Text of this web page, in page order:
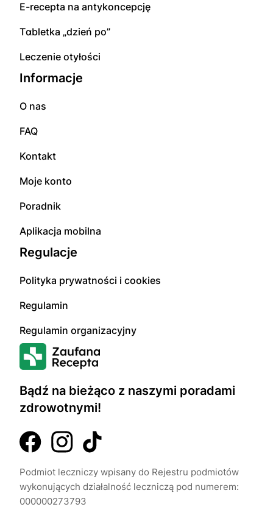
Bądź na bieżąco z naszymi poradami
zdrowotnymi!
Podmiot leczniczy wpisany do Rejestru podmiotów
wykonujących działalność leczniczą pod numerem:
000000273793
E-rесерta na аntуkоnсерсję
Tɑbletka „dzień po”
Leczenie otyłości
Informacje
O nas
FAQ
Kontakt
Moje konto
Poradnik
Aplikacja mobilna
Regulacje
Polityka prywatności i cookies
Regulamin
Regulamin organizacyjny